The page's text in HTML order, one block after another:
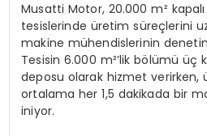
Musatti Motor, 20.000 m²
tesislerinde üretim süreçlerini
makine mühendislerinin
Tesisin 6.000 m²’lik bölümü üç
deposu olarak hizmet verirken,
ortalama her 1,5 dakikada bir
iniyor.